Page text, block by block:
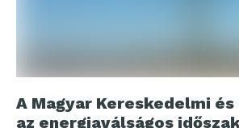
A Magyar Kereskedelmi
az energiaválságos